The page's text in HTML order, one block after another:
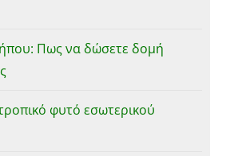
Πως να δώσετε δομή
φυτό εσωτερικού